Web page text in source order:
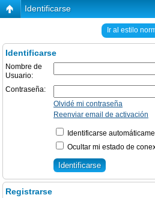
Identificarse
Ir al estilo
Identificarse
Nombre de
Usuario:
Contraseña:
Olvidé mi contraseña
Reenviar email de activación
Identificarse
Ocultar mi estado de
Registrarse